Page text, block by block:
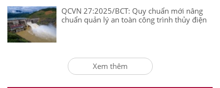
QCVN 27:2025/BCT: Quy chuẩn mới nâng
chuẩn quản lý an toàn công trình thủy điện
Xem thêm